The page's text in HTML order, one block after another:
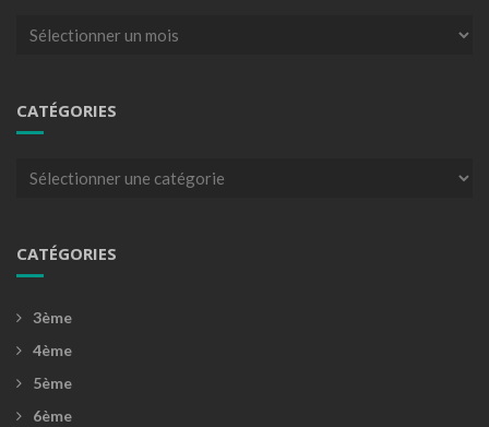
Archives
CATÉGORIES
Catégories
CATÉGORIES
3ème
4ème
5ème
6ème